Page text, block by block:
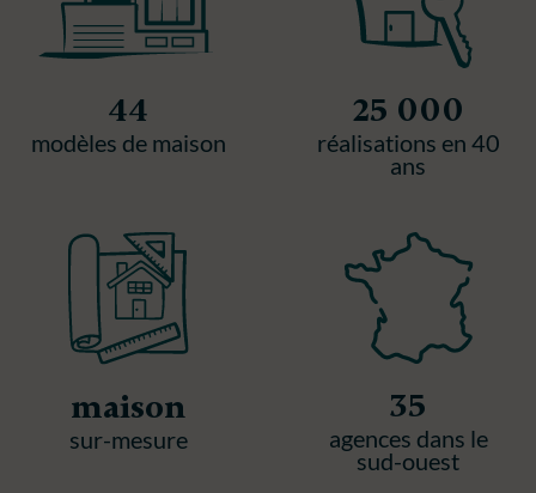
44
modèles de maison
25 000
réalisations en 40
ans
maison
sur-mesure
35
agences dans le
sud-ouest